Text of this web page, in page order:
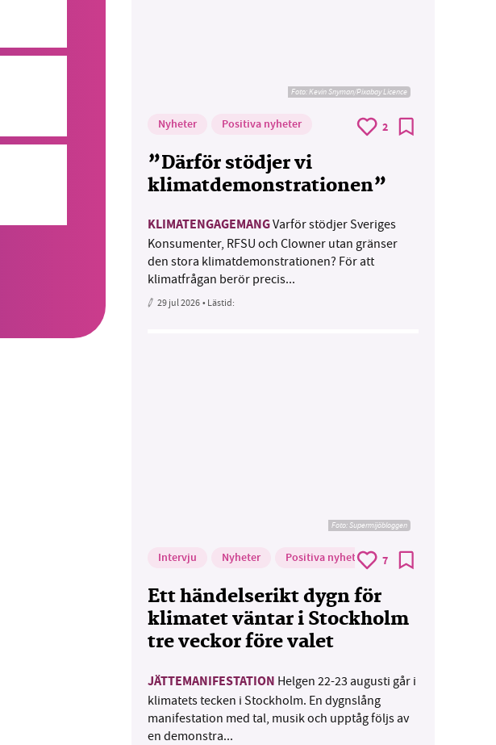
Foto:Kevin Snyman/Pixabay Licence
Nyheter Positiva nyheter 2
”Därför stödjer vi
klimatdemonstrationen”
KLIMATENGAGEMANGVarför stödjer Sveriges
Konsumenter, RFSU och Clowner utan gränser
den stora klimatdemonstrationen? För att
klimatfrågan berör precis...
29 jul 2026• Lästid:
Foto: Supermijöbloggen
Intervju Nyheter Positiva nyheter 7
Ett händelserikt dygn för
klimatet väntar i Stockholm
tre veckor före valet
JÄTTEMANIFESTATION Helgen 22-23 augusti går i
klimatets tecken i Stockholm. En dygnslång
manifestation med tal, musik och upptåg följs av
en demonstra...